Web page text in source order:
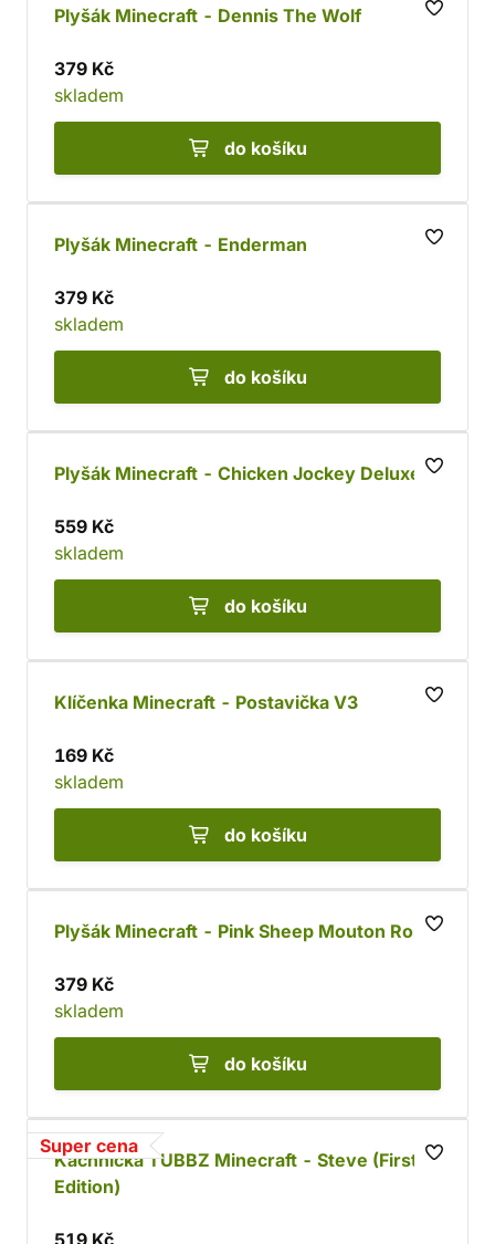
Plyšák Minecraft - Dennis The Wolf
379 Kč
skladem
do košíku
Plyšák Minecraft - Enderman
379 Kč
skladem
do košíku
Plyšák Minecraft - Chicken Jockey Deluxe
559 Kč
skladem
do košíku
Klíčenka Minecraft - Postavička V3
169 Kč
skladem
do košíku
Plyšák Minecraft - Pink Sheep Mouton Rose
379 Kč
skladem
do košíku
Super cena
Kachnička TUBBZ Minecraft - Steve (First
Edition)
519 Kč